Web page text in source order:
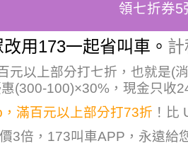
領七折券5
用173一起省叫車。
元以上部分打七折，也就是(
(300-100)×30%，現金只收
滿百元以上部分打73折 ！比
3倍，173叫車APP，永遠給